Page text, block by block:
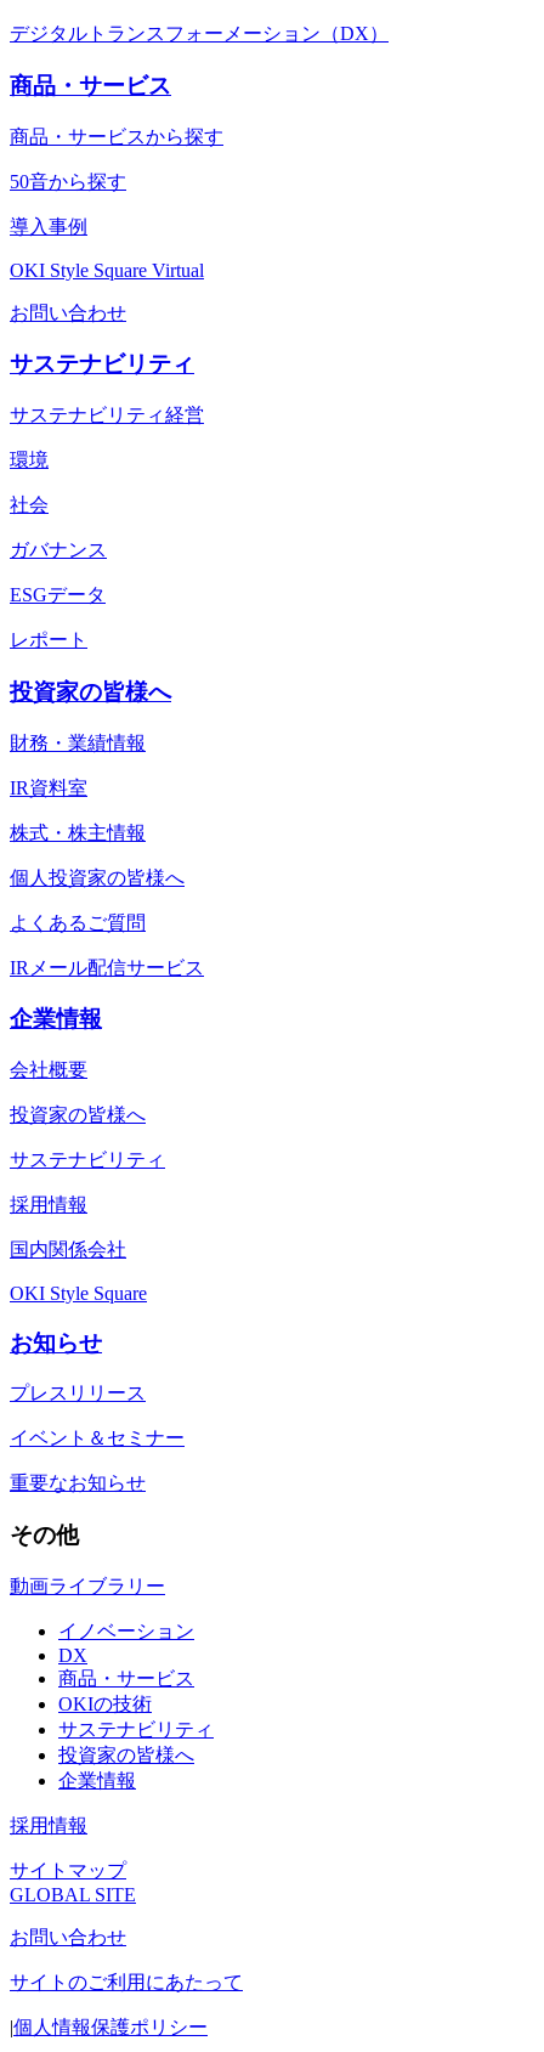
デジタルトランスフォーメーション（DX）
商品・サービス
商品・サービスから探す
50音から探す
導入事例
OKI Style Square Virtual
お問い合わせ
サステナビリティ
サステナビリティ経営
環境
社会
ガバナンス
ESGデータ
レポート
投資家の皆様へ
財務・業績情報
IR資料室
株式・株主情報
個人投資家の皆様へ
よくあるご質問
IRメール配信サービス
企業情報
会社概要
投資家の皆様へ
サステナビリティ
採用情報
国内関係会社
OKI Style Square
お知らせ
プレスリリース
イベント＆セミナー
重要なお知らせ
その他
動画ライブラリー
イノベーション
DX
商品・サービス
OKIの技術
サステナビリティ
投資家の皆様へ
企業情報
採用情報
サイトマップ
GLOBAL SITE
お問い合わせ
サイトのご利用にあたって
|個人情報保護ポリシー